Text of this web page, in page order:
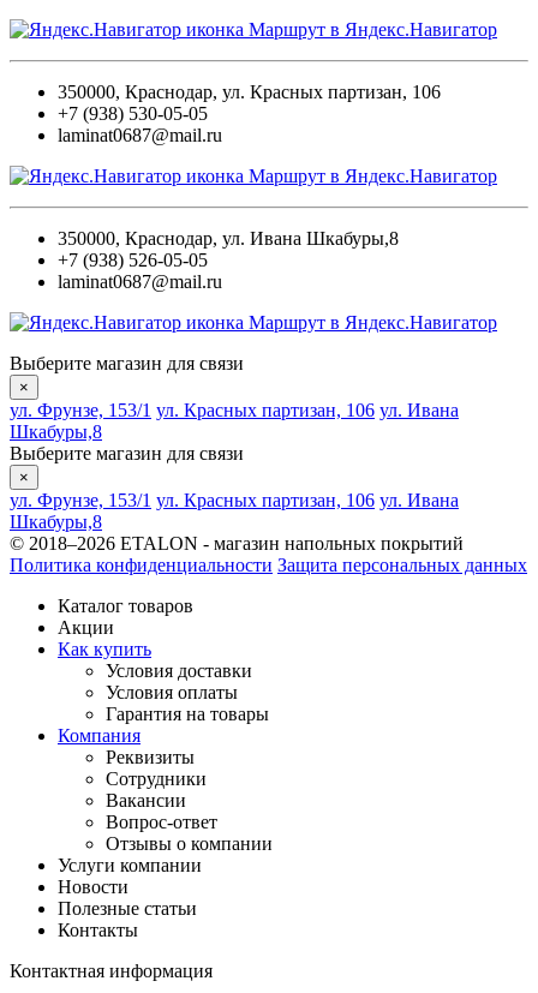
Маршрут в Яндекс.Навигатор
350000, Краснодар, ул. Красных партизан, 106
+7 (938) 530-05-05
laminat0687@mail.ru
Маршрут в Яндекс.Навигатор
350000, Краснодар, ул. Ивана Шкабуры,8
+7 (938) 526-05-05
laminat0687@mail.ru
Маршрут в Яндекс.Навигатор
Выберите магазин для связи
×
ул. Фрунзе, 153/1 ул. Красных партизан, 106 ул. Ивана
Шкабуры,8
Выберите магазин для связи
×
ул. Фрунзе, 153/1 ул. Красных партизан, 106 ул. Ивана
Шкабуры,8
© 2018–2026 ETALON - магазин напольных покрытий
Политика конфиденциальности Защита персональных данных
Каталог товаров
Акции
Как купить
Условия доставки
Условия оплаты
Гарантия на товары
Компания
Реквизиты
Сотрудники
Вакансии
Вопрос-ответ
Отзывы о компании
Услуги компании
Новости
Полезные статьи
Контакты
Контактная информация